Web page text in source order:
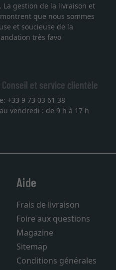
La gestion de la livraison et
que nous sommes
et soucieuse de la
très favo
Conseil et service clientèle
+33 9 73 03 61 38
vendredi : de 9 h à 17 h
Aide
Frais de livraison
Foire aux questions
Magazine
Sitemap
Conditions générales